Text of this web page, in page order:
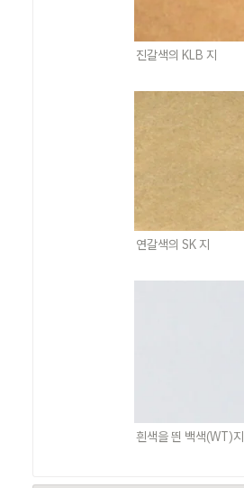
진갈색의 KLB 지
연갈색의 SK 지
흰색을 띈 백색(WT)지